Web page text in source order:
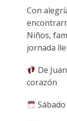
Con
Niños,
jornada
De
corazón